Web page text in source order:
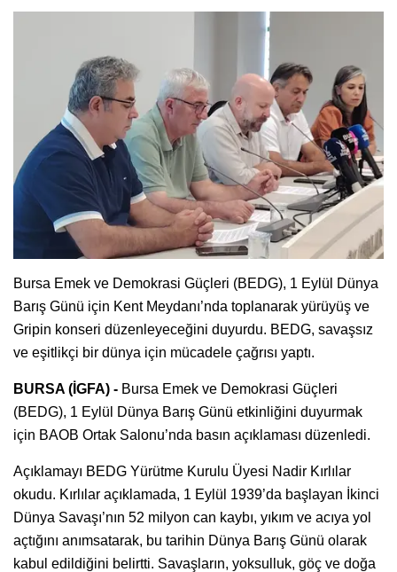
Bursa Emek ve Demokrasi Güçleri (BEDG), 1 Eylül Dünya
Barış Günü için Kent Meydanı’nda toplanarak yürüyüş ve
Gripin konseri düzenleyeceğini duyurdu. BEDG, savaşsız
ve eşitlikçi bir dünya için mücadele çağrısı yaptı.
BURSA (İGFA) - Bursa Emek ve Demokrasi Güçleri
(BEDG), 1 Eylül Dünya Barış Günü etkinliğini duyurmak
için BAOB Ortak Salonu’nda basın açıklaması düzenledi.
Açıklamayı BEDG Yürütme Kurulu Üyesi Nadir Kırlılar
okudu. Kırlılar açıklamada, 1 Eylül 1939’da başlayan İkinci
Dünya Savaşı’nın 52 milyon can kaybı, yıkım ve acıya yol
açtığını anımsatarak, bu tarihin Dünya Barış Günü olarak
kabul edildiğini belirtti. Savaşların, yoksulluk, göç ve doğa